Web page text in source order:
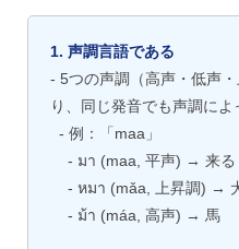
1. 声調言語である
- 5つの声調（高声・低声
り、同じ発音でも声調に
- 例：「maa」
- มา (maa, 平声) → 来る
- หมา (mǎa, 上昇調) →
- ม้า (máa, 高声) → 馬